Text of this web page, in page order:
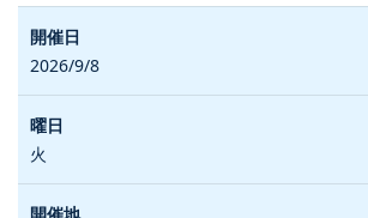
2026/9/8
火